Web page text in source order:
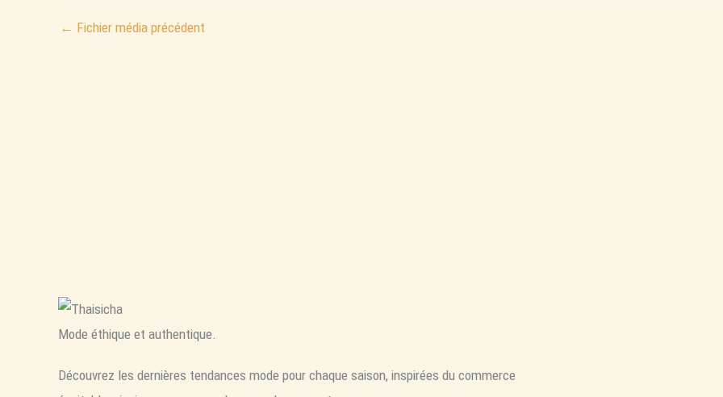
← Fichier média précédent
Mode éthique et authentique.
Découvrez les dernières tendances mode pour chaque saison, inspirées du commerce